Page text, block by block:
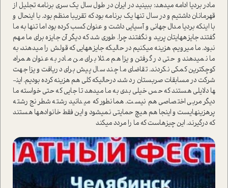
مادر بردیا ادامه می­دهد: ببینید در ایران در طول سال یک سری برنامه تجلیل از
قهرمانان داشتیم و در سال تنها یک برنامه بود که تقریبا منظم بود. با این­حال و
با اینکه بردیا مدال جهانی و آسیایی داشت و عنوان کسب کرده بود اما تنها به ما
گفتند جایزه­هایتان پرید و نگفتند چرا. طوری شد که دیگر آن جایزه برای ما مهم
نبود. ما می­رویم، هزینه می­کنیم در حالی­که جایزه­هایی که قولش را می­دهند، به
ما نمی­دهند و حتی در گرفتن ویزا هم مثلا برای من مادر به عنوان همراه،
کوچکترین کمکی نکردند. تقاضای ما چند سال پیش برای دریافت ویزا جهت
شرکت در مسابقات صربستان رد شد، درحالی­که کلی هم هزینه کرده بودیم. این­
ها دلایلی هستند که حس خیلی بدی به ما می­دهد تا جایی که حتی خواسته ما
دیگر مربی اختصاصی هم نیست. همان­طور که می­دانید رشته شطرنج رشته
پرهزینه­ای­ست و اینجا هم هیچ حمایتی نمی­شود و این فقط خانواده­ها هستند
که درگیرند. این چیزهاست که ما را مردد می­کند